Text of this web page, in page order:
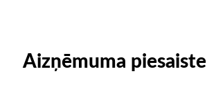
Aizņēmuma piesaiste